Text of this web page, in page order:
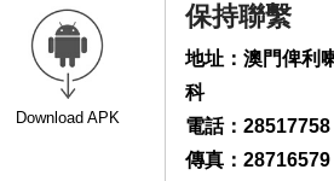
Download APK
保持聯繫
地址：澳門俾利
科
電話：28517758
傳真：28716579